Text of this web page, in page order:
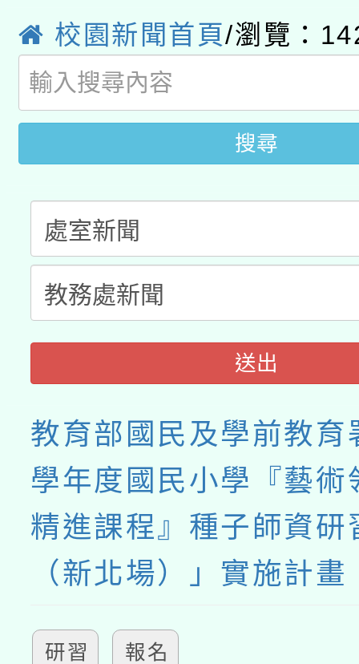
業成長研習」實施計畫
族教育國際趨勢與發展
師專業成長研習實施計
方素養工作坊新北場」
族語言臺北學習中心
「族語學習班」招生簡
轉知有關國立成功大學
文教學共融平台-教案
教育部國民及學前教育
年度COVID-19疫苗接
接種之民眾」措施，延
月28日止
校園新聞首頁/瀏覽：
搜尋
送出
教育部國民及學前教
學年度國民小學『藝術
精進課程』種子師資研
（新北場）」實施計畫
研習 報名